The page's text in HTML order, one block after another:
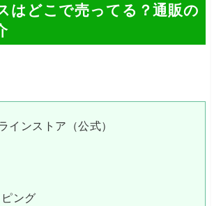
はどこで売ってる？通販の
インストア（公式）
ング